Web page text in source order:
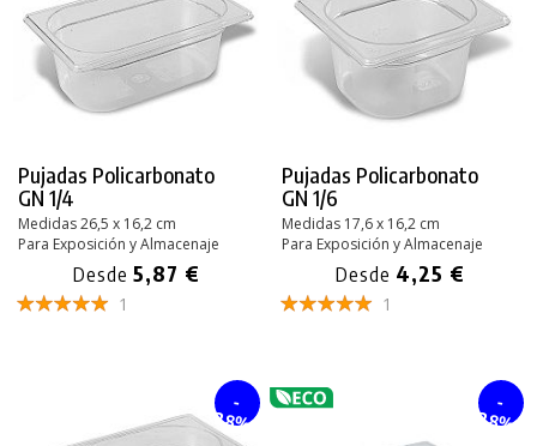
Pujadas Policarbonato
GN 1/4
Medidas 26,5 x 16,2 cm
Para Exposición y Almacenaje
Desde 5,87 €
1
Pujadas Policarbonato
GN 1/6
Medidas 17,6 x 16,2 cm
Para Exposición y Almacenaje
Desde 4,25 €
1
-
28%
-
28%